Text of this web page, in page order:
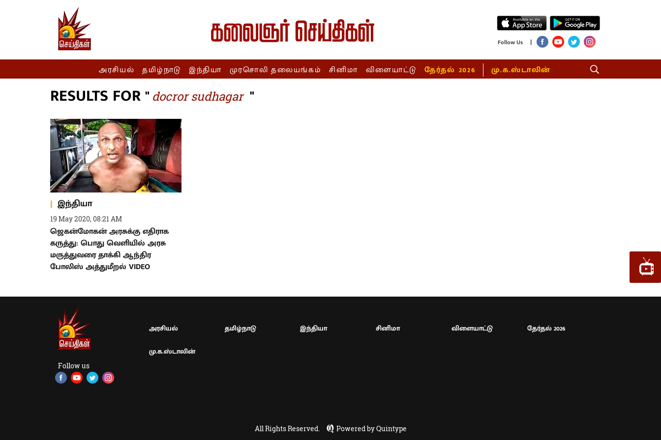
Follow Us |
அரசியல் தமிழ்நாடு இந்தியா முரசொலி தலையங்கம் சினிமா விளையாட்டு தேர்தல் 2026 மு.க.ஸ்டாலின்
RESULTS FOR " docror sudhagar "
இந்தியா
19 May 2020, 08:21 AM
ஜெகன்மோகன் அரசுக்கு எதிராக
கருத்து: பொது வெளியில் அரசு
மருத்துவரை தாக்கி ஆந்திர
போலிஸ் அத்துமீறல் VIDEO
Follow us
அரசியல் தமிழ்நாடு இந்தியா சினிமா விளையாட்டு தேர்தல் 2026
மு.க.ஸ்டாலின்
All Rights Reserved. Powered by Quintype